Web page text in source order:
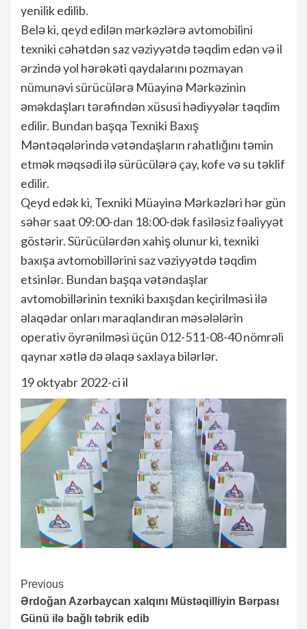
yenilik edilib.
Belə ki, qeyd edilən mərkəzlərə avtomobilini
texniki cəhətdən saz vəziyyətdə təqdim edən və il
ərzində yol hərəkəti qaydalarını pozmayan
nümunəvi sürücülərə Müayinə Mərkəzinin
əməkdaşları tərəfindən xüsusi hədiyyələr təqdim
edilir. Bundan başqa Texniki Baxış
Məntəqələrində vətəndaşların rahatlığını təmin
etmək məqsədi ilə sürücülərə çay, kofe və su təklif
edilir.
Qeyd edək ki, Texniki Müayinə Mərkəzləri hər gün
səhər saat 09:00-dan 18:00-dək fasiləsiz fəaliyyət
göstərir. Sürücülərdən xahiş olunur ki, texniki
baxışa avtomobillərini saz vəziyyətdə təqdim
etsinlər. Bundan başqa vətəndaşlar
avtomobillərinin texniki baxışdan keçirilməsi ilə
əlaqədar onları maraqlandıran məsələlərin
operativ öyrənilməsi üçün 012-511-08-40 nömrəli
qaynar xətlə də əlaqə saxlaya bilərlər.
19 oktyabr 2022-ci il
Continue
Reading
Previous
Ərdoğan Azərbaycan xalqını Müstəqilliyin Bərpası
Günü ilə bağlı təbrik edib